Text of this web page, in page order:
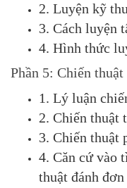
2. Luyện kỹ
3. Cách luyện
4. Hình thức
Phần 5: Chiến thuật
1. Lý luận
2. Chiến thuật
3. Chiến thuật
4. Căn cứ vào
thuật đánh đơn